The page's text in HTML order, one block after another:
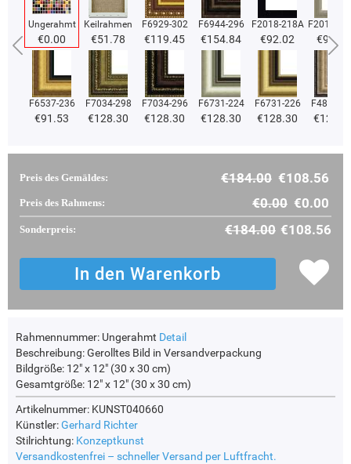
Ungerahmt
€0.00
Keilrahmen
€51.78
F6929-302
€119.45
F6944-296
€154.84
F2018-218A
€92.02
F2018-
€92.02
F6537-236
€91.53
F7034-298
€128.30
F7034-296
€128.30
F6731-224
€128.30
F6731-226
€128.30
F4827-
Preis des Gemäldes: €184.00 €108.56
Preis des Rahmens: €0.00 €0.00
Sonderpreis: €184.00 €108.56
Rahmennummer: Ungerahmt Detail
Beschreibung:Gerolltes Bild in Versandverpackung
Bildgröße: 12" x 12" (30 x 30 cm)
Gesamtgröße: 12" x 12" (30 x 30 cm)
Artikelnummer: KUNST040660
Künstler:Gerhard Richter
Stilrichtung: Konzeptkunst
Versandkostenfrei – schneller Versand per Luftfracht.